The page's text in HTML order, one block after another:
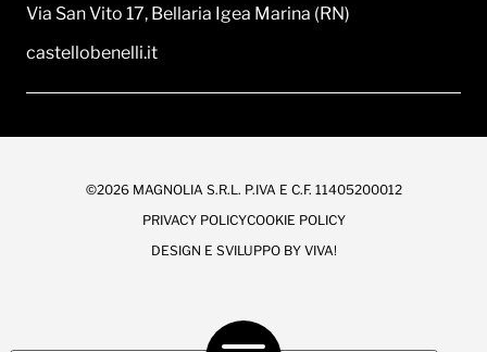
Via San Vito 17, Bellaria Igea Marina (RN)
castellobenelli.it
©2026 MAGNOLIA S.R.L. P.IVA E C.F. 11405200012
PRIVACY POLICYCOOKIE POLICY
DESIGN E SVILUPPO BY VIVA!